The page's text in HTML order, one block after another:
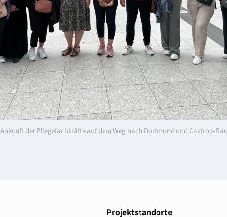
Ankunft der Pflegefachkräfte auf dem Weg nach Dortmund und Castrop-
Projektstandorte